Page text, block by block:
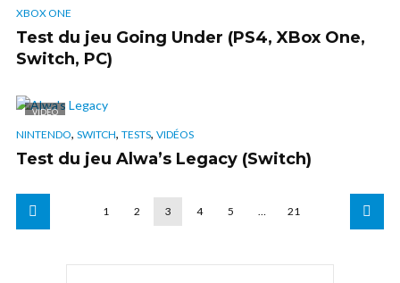
XBOX ONE
Test du jeu Going Under (PS4, XBox One,
Switch, PC)
VIDÉO
NINTENDO, SWITCH, TESTS, VIDÉOS
Test du jeu Alwa’s Legacy (Switch)
1 2 3 4 5 … 21